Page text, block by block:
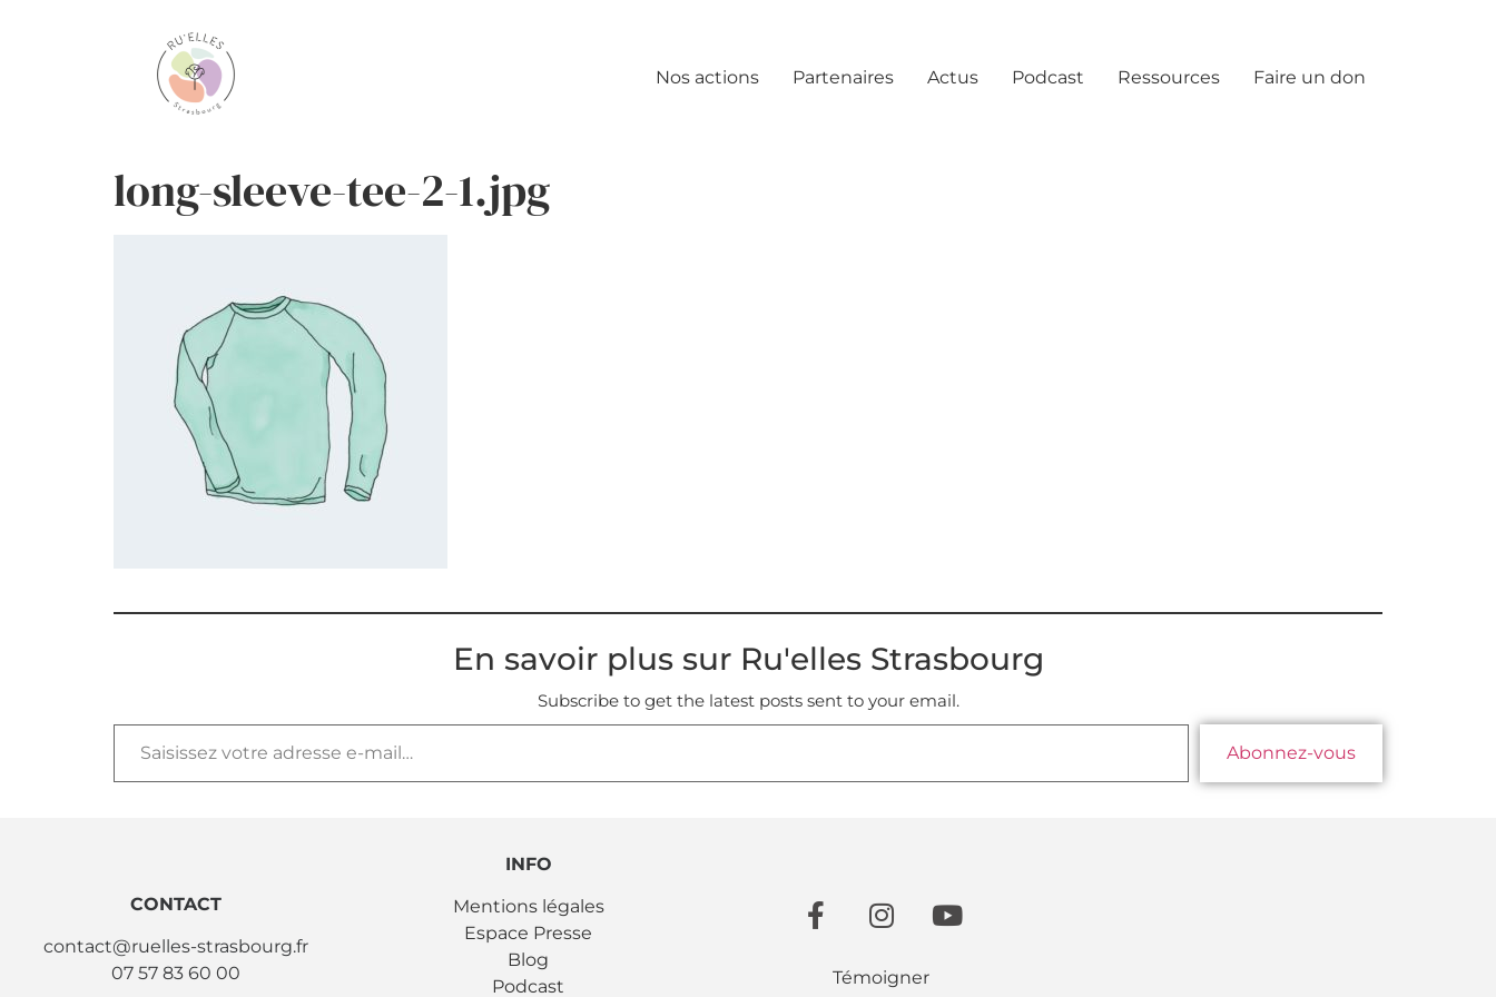
Nos actions Partenaires Actus Podcast Ressources Faire un don
long-sleeve-tee-2-1.jpg
En savoir plus sur Ru'elles Strasbourg
Subscribe to get the latest posts sent to your email.
Abonnez-vous
CONTACT
contact@ruelles-strasbourg.fr
07 57 83 60 00
INFO
Mentions légales
Espace Presse
Blog
Podcast
Témoigner